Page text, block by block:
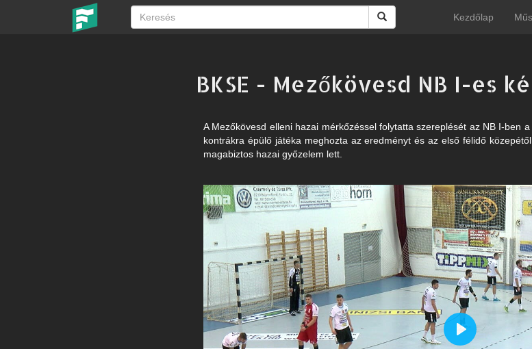
Kezdőlap
BKSE - Mezőkövesd NB I-es
A Mezőkövesd elleni hazai mérkőzéssel folytatta szereplését az NB I-ben
kontrákra épülő játéka meghozta az eredményt és az első félidő
magabiztos hazai győzelem lett.
Play